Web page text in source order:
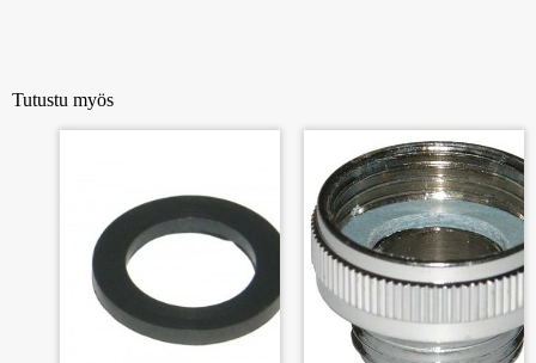
Tutustu myös